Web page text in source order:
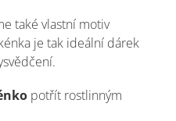
také vlastní motiv
je tak ideální dárek
potřít rostlinným